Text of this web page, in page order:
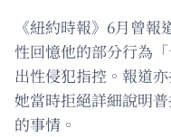
《紐約時報》6月曾
性回憶他的部分行為
出性侵犯指控。報道
她當時拒絕詳細說明
的事情。